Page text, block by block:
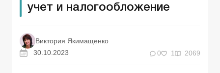
учет и налогообложение
Виктория Якимащенко
30.10.2023
0 1 2069